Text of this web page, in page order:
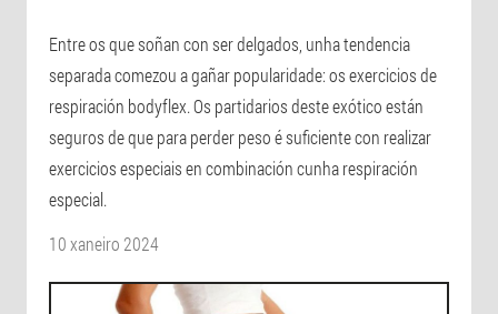
Entre os que soñan con ser delgados, unha tendencia
separada comezou a gañar popularidade: os exercicios de
respiración bodyflex. Os partidarios deste exótico están
seguros de que para perder peso é suficiente con realizar
exercicios especiais en combinación cunha respiración
especial.
10 xaneiro 2024